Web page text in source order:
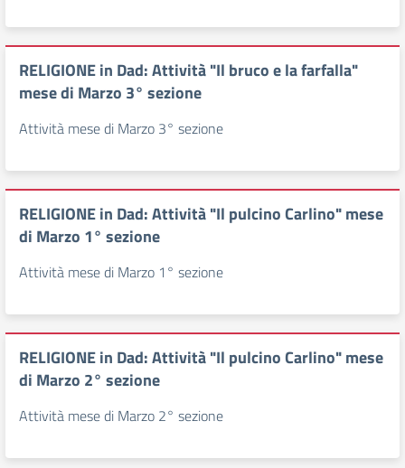
RELIGIONE in Dad: Attività "Il bruco e la farfalla"
mese di Marzo 3° sezione
Attività mese di Marzo 3° sezione
RELIGIONE in Dad: Attività "Il pulcino Carlino" mese
di Marzo 1° sezione
Attività mese di Marzo 1° sezione
RELIGIONE in Dad: Attività "Il pulcino Carlino" mese
di Marzo 2° sezione
Attività mese di Marzo 2° sezione